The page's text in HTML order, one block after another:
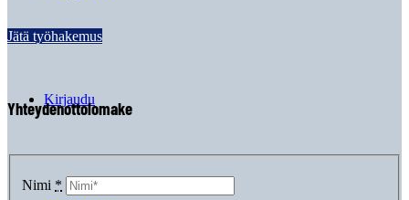
Kirjaudu
Jätä työhakemus
Yhteydenottolomake
Nimi *